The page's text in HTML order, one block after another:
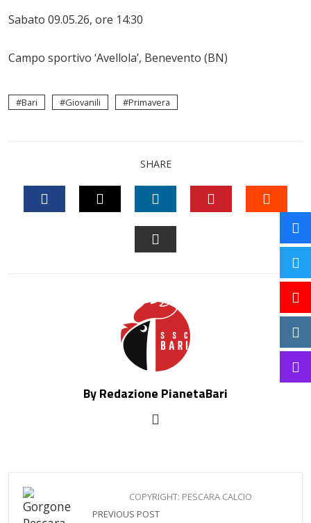
Sabato 09.05.26, ore 14:30
Campo sportivo ‘Avellola’, Benevento (BN)
Bari Giovanili Primavera
SHARE
TWITTERLINKEDIN
By Redazione PianetaBari
COPYRIGHT: PESCARA CALCIO
PREVIOUS POST